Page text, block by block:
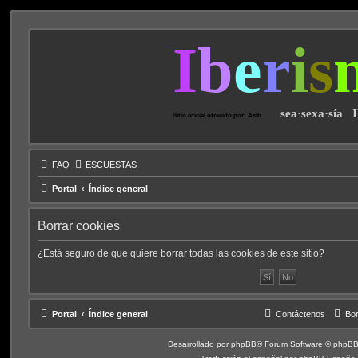
Iberis
Sitio oficial ofrecido por: AsIb sea·sexa·sía
FAQ ESCUESTAS
Portal Índice general
Borrar cookies
¿Está seguro de que quiere borrar todas las cookies de este sitio?
Portal Índice general Contáctenos
Desarrollado por phpBB® Forum Software ©